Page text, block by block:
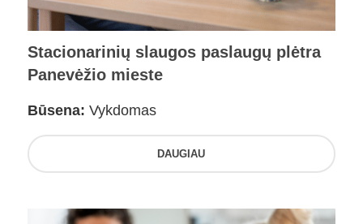
Stacionarinių slaugos paslaugų plėtra
Panevėžio mieste
Būsena: Vykdomas
DAUGIAU